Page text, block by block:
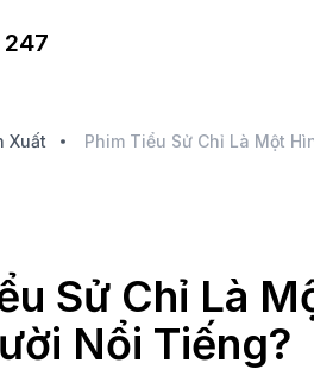
247
Xuất
Sử Chỉ Là
Nổi Tiếng?